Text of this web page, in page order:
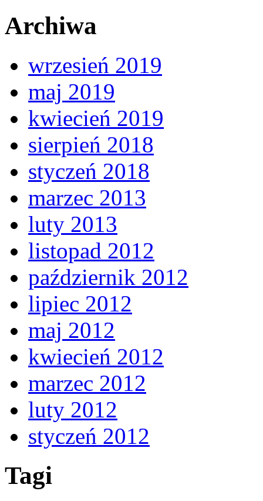
Archiwa
wrzesień 2019
maj 2019
kwiecień 2019
sierpień 2018
styczeń 2018
marzec 2013
luty 2013
listopad 2012
październik 2012
lipiec 2012
maj 2012
kwiecień 2012
marzec 2012
luty 2012
styczeń 2012
Tagi